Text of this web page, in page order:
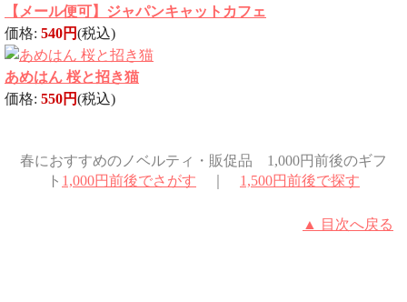
【メール便可】ジャパンキャットカフェ
価格: 540円(税込)
あめはん 桜と招き猫
価格: 550円(税込)
春におすすめのノベルティ・販促品 1,000円前後のギフ
ト 1,000円前後でさがす 1,500円前後で探す
▲ 目次へ戻る